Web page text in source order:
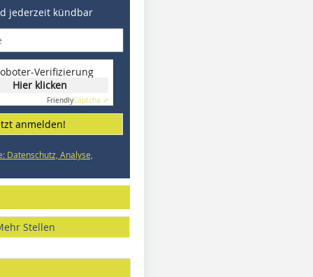
jederzeit kündbar
Verifizierung
Hier klicken
FriendlyCaptcha ⇗
anmelden!
Datenschutz, Analyse,
Stellen